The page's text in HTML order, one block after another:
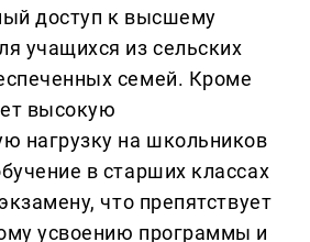
доступ к высшему
учащихся из сельских
семей. Кроме
высокую
нагрузку на школьников
в старших классах
что препятствует
усвоению программы и